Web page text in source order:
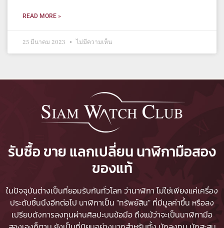
READ MORE »
25 มีนาคม 2023 ไม่มีความเห็น
รับซื้อ ขาย แลกเปลี่ยน นาฬิกามือสอง
ของแท้
ในปัจจุบันต่างเป็นที่ยอมรับกันทั่วโลก ว่านาฬิกา ไม่ใช่เพียงแค่เครื่อง
ประดับชิ้นนึงอีกต่อไป นาฬิกาเป็น "ทรัพย์สิน" ที่มีมูลค่าขึ้น หรือลง
เปรียบดังการลงทุนผ่านศิลปะบนข้อมือ ถึงแม้ว่าจะเป็นนาฬิกามือ